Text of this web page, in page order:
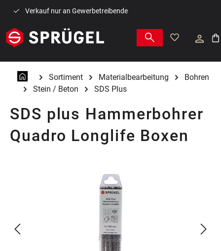
Zum Hauptinhalt springen
Verkauf nur an Gewerbetreibende
Sortiment Materialbearbeitung
Bohren
Stein / Beton
SDS Plus
SDS plus Hammerbohrer
Quadro Longlife Boxen